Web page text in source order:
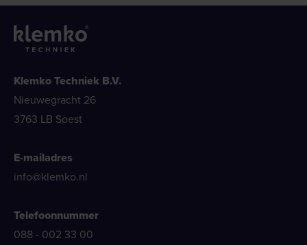
Klemko Techniek B.V.
Nieuwegracht 26
3763 LB Soest
E-mailadres
info@klemko.nl
Telefoonnummer
088 - 002 33 00